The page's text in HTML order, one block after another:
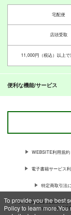
To provide you the best
Policy to learn
宅配便
店頭受取
11,000円（税込）以上
便利な機能/サービス
WEBSITE利用規約
電子書籍サービス
特定商取引法
For Overseas
services